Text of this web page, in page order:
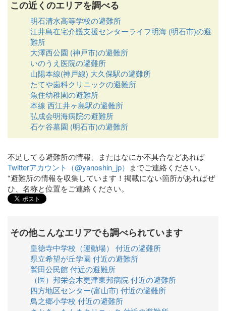
この近くのエリアを調べる
明石清水高等学校の避難所
江井島在宅介護支援センターライフ明海 (明石市)の避
難所
大澤西公園 (神戸市)の避難所
いのうえ医院の避難所
山陽本線(神戸線) 大久保駅の避難所
たてや歯科クリニックの避難所
魚住幼稚園の避難所
本線 西江井ヶ島駅の避難所
弘成会明海病院の避難所
石ケ谷墓園 (明石市)の避難所
不足してる避難所の情報、またはなにか不具合などあれば
Twitterアカウント（@yanoshin_jp） までご連絡ください。
*避難所の情報を収集しています！掲載にない箇所があればぜ
ひ、名称と位置をご連絡ください。
その他こんなエリアでも調べられています
皇徳寺中学校（運動場） 付近の避難所
県立希望が丘学園 付近の避難所
鷲田公民館 付近の避難所
（医）邦栄会木更津東邦病院 付近の避難所
四方地区センター(富山市) 付近の避難所
鳥之郷小学校 付近の避難所